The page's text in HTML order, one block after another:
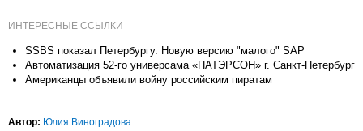
ИНТЕРЕСНЫЕ ССЫЛКИ
SSBS показал Петербургу. Новую версию "малого" SAP
Автоматизация 52-го универсама «ПАТЭРСОН» г. Санкт-Петербург
Американцы объявили войну российским пиратам
Автор: Юлия Виноградова